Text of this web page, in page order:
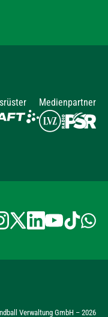
Medienpartner
Verwaltung GmbH –2026